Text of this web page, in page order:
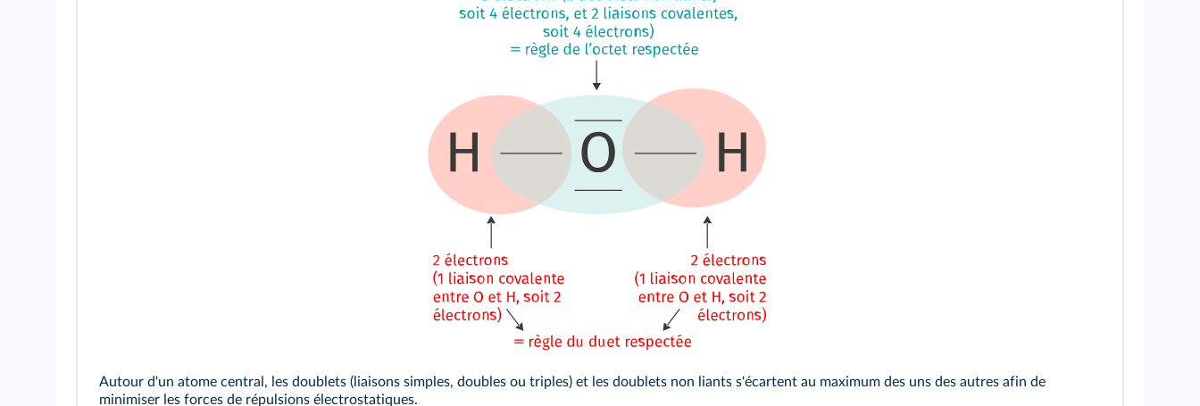
Autour d'un atome central, les doublets (liaisons simples, doubles ou triples) et les doublets non liants s'écartent au maximum des uns des autres afin de
minimiser les forces de répulsions électrostatiques.